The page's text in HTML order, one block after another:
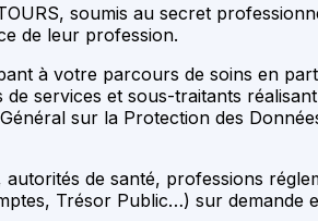
soumis au secret
de leur profession.
à votre parcours de soins en
services et sous-traitants
sur la Protection des
de santé, professions
Trésor Public…) sur demande